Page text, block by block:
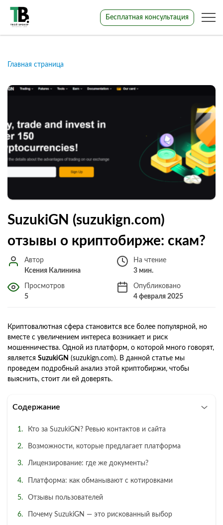
Бесплатная консультация
Главная страница
SuzukiGN (suzukign.com)
отзывы о криптобирже: скам?
Автор
Ксения Калинина
На чтение
3 мин.
Просмотров
5
Опубликовано
4 февраля 2025
Криптовалютная сфера становится все более популярной, но
вместе с увеличением интереса возникает и риск
мошенничества. Одной из платформ, о которой много говорят,
является SuzukiGN (suzukign.com). В данной статье мы
проведем подробный анализ этой криптобиржи, чтобы
выяснить, стоит ли ей доверять.
Содержание
Кто за SuzukiGN? Ревью контактов и сайта
Возможности, которые предлагает платформа
Лицензирование: где же документы?
Платформа: как обманывают с котировками
Отзывы пользователей
Почему SuzukiGN — это рискованный выбор